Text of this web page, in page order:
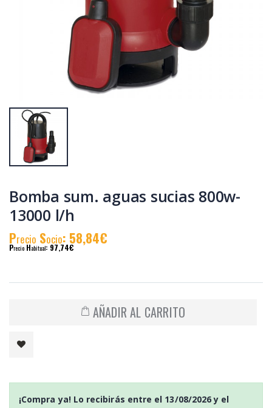
Bomba sum. aguas sucias 800w-
13000 l/h
Precio Socio: 58,84€
Precio Habitual: 97,74€
AÑADIR AL CARRITO
¡Compra ya! Lo recibirás entre el 13/08/2026y el
Bomba sum. aguas
sucias 400w-8000
recioS : 38,41€
H : 66,46€
Bomba sup. aguas
limpias 800w-3200
P recioS
P